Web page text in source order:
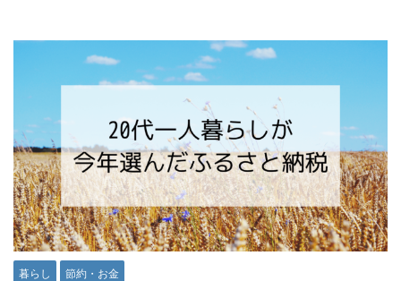
暮らし 節約・お金